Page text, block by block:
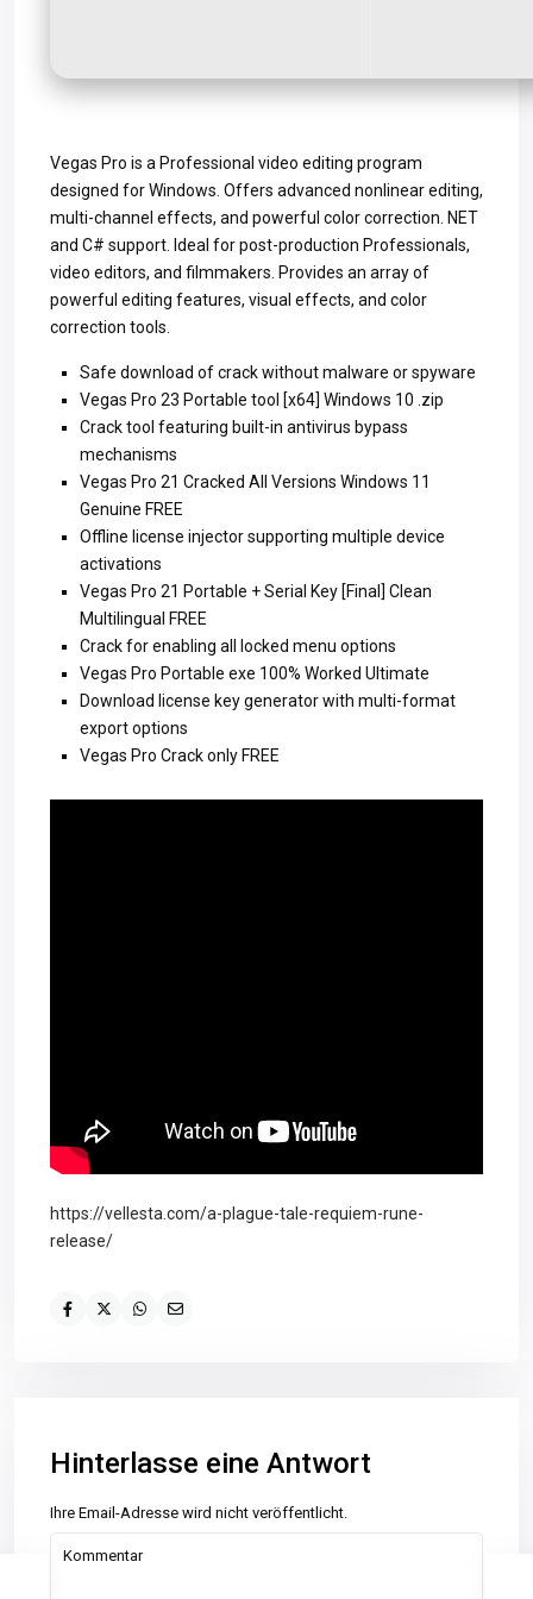
Vegas Pro is a Professional video editing program
designed for Windows. Offers advanced nonlinear editing,
multi-channel effects, and powerful color correction. NET
and C# support. Ideal for post-production Professionals,
video editors, and filmmakers. Provides an array of
powerful editing features, visual effects, and color
correction tools.
Safe download of crack without malware or spyware
Vegas Pro 23 Portable tool [x64] Windows 10 .zip
Crack tool featuring built-in antivirus bypass
mechanisms
Vegas Pro 21 Cracked All Versions Windows 11
Genuine FREE
Offline license injector supporting multiple device
activations
Vegas Pro 21 Portable + Serial Key [Final] Clean
Multilingual FREE
Crack for enabling all locked menu options
Vegas Pro Portable exe 100% Worked Ultimate
Download license key generator with multi-format
export options
Vegas Pro Crack only FREE
https://vellesta.com/a-plague-tale-requiem-rune-
release/
Hinterlasse eine Antwort
Ihre Email-Adresse wird nicht veröffentlicht.